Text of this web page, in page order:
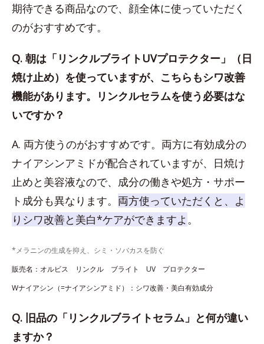
期待できる商品なので、顔全体に使っていただく
のがおすすめです。
Q. 朝は「リンクルブライトUVプロテクター」（日
焼け止め）を使っていますが、こちらもシワ改善
機能があります。リンクルセラムを使う必要はな
いですか？
A. 両方使うのがおすすめです。両方に有効成分の
ナイアシンアミドが配合されていますが、日焼け
止めと美容液なので、成分の働きや処方・サポー
ト成分も異なります。 両方使っていただくと、よ
りシワ改善と美白*ケアができますよ 。
*メラニンの生成を抑え、シミ・ソバカスを防ぐ
販売名：オルビス リンクル ブライト UV プロテクター
Wナイアシン（=ナイアシンアミド）：シワ改善・美白有効成分
Q. 旧品の「リンクルブライトセラム」と何が違い
ますか？